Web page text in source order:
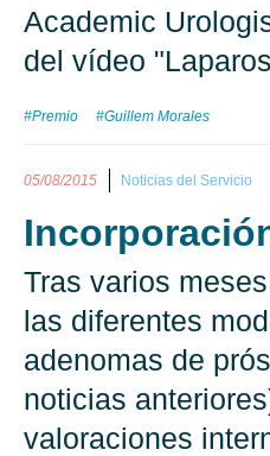
Academic
del vídeo
#Premio #Guillem Morales
05/08/2015 Noticias del Servicio
Tras varios
las diferentes
adenomas de
noticias
valoraciones